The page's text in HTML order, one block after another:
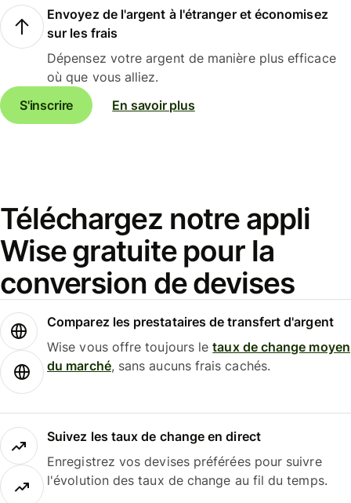
Envoyez de l'argent à l'étranger et économisez
sur les frais
Dépensez votre argent de manière plus efficace
où que vous alliez.
S'inscrire
En savoir plus
Téléchargez notre appli
Wise gratuite pour la
conversion de devises
Comparez les prestataires de transfert d'argent
Wise vous offre toujours letaux de change moyen
du marché, sans aucuns frais cachés.
Suivez les taux de change en direct
Enregistrez vos devises préférées pour suivre
l'évolution des taux de change au fil du temps.